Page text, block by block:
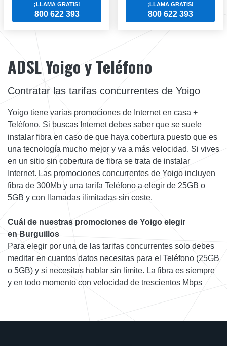
¡LLAMA GRATIS!
800 622 393
¡LLAMA GRATIS!
800 622 393
ADSL Yoigo y Teléfono
Contratar las tarifas concurrentes de Yoigo
Yoigo tiene varias promociones de Internet en casa +
Teléfono. Si buscas Internet debes saber que se suele
instalar fibra en caso de que haya cobertura puesto que es
una tecnología mucho mejor y va a más velocidad. Si vives
en un sitio sin cobertura de fibra se trata de instalar
Internet. Las promociones concurrentes de Yoigo incluyen
fibra de 300Mb y una tarifa Teléfono a elegir de 25GB o
5GB y con llamadas ilimitadas sin coste.
Cuál de nuestras promociones de Yoigo elegir
en Burguillos
Para elegir por una de las tarifas concurrentes solo debes
meditar en cuantos datos necesitas para el Teléfono (25GB
o 5GB) y si necesitas hablar sin límite. La fibra es siempre
y en todo momento con velocidad de trescientos Mbps